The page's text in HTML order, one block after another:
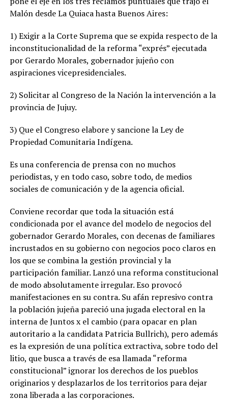
Malón desde La Quiaca hasta Buenos Aires:
1) Exigir a la Corte Suprema que se expida respecto de la
inconstitucionalidad de la reforma “exprés” ejecutada
por Gerardo Morales, gobernador jujeño con
aspiraciones vicepresidenciales.
2) Solicitar al Congreso de la Nación la intervención a la
provincia de Jujuy.
3) Que el Congreso elabore y sancione la Ley de
Propiedad Comunitaria Indígena.
Es una conferencia de prensa con no muchos
periodistas, y en todo caso, sobre todo, de medios
sociales de comunicación y de la agencia oficial.
Conviene recordar que toda la situación está
condicionada por el avance del modelo de negocios del
gobernador Gerardo Morales, con decenas de familiares
incrustados en su gobierno con negocios poco claros en
los que se combina la gestión provincial y la
participación familiar. Lanzó una reforma constitucional
de modo absolutamente irregular. Eso provocó
manifestaciones en su contra. Su afán represivo contra
la población jujeña pareció una jugada electoral en la
interna de Juntos x el cambio (para opacar en plan
autoritario a la candidata Patricia Bullrich), pero además
es la expresión de una política extractiva, sobre todo del
litio, que busca a través de esa llamada “reforma
constitucional” ignorar los derechos de los pueblos
originarios y desplazarlos de los territorios para dejar
zona liberada a las corporaciones.